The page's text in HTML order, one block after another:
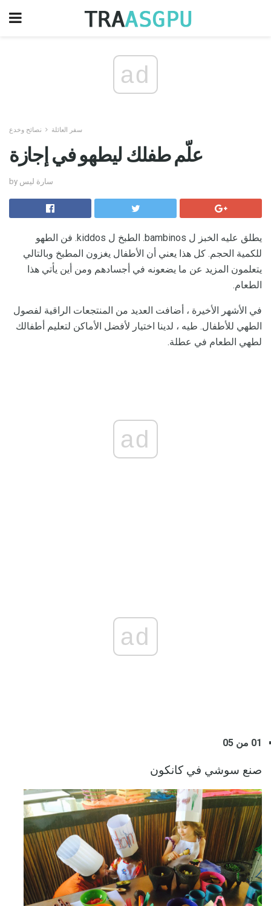
ad
سفر العائلة نصائح وخدع
علّم طفلك ليطهو في إجازة
by سارة ليس
يطلق عليه الخبز ل bambinos. الطبخ ل kiddos. فن الطهو
للكمية الحجم. كل هذا يعني أن الأطفال يغزون المطبخ وبالتالي
يتعلمون المزيد عن ما يضعونه في أجسادهم ومن أين يأتي هذا
الطعام.
في الأشهر الأخيرة ، أضافت العديد من المنتجعات الراقية لفصول
الطهي للأطفال. طيه ، لدينا اختيار لأفضل الأماكن لتعليم أطفالك
لطهي الطعام في عطلة.
ad
ad
01 من 05
صنع سوشي في كانكون